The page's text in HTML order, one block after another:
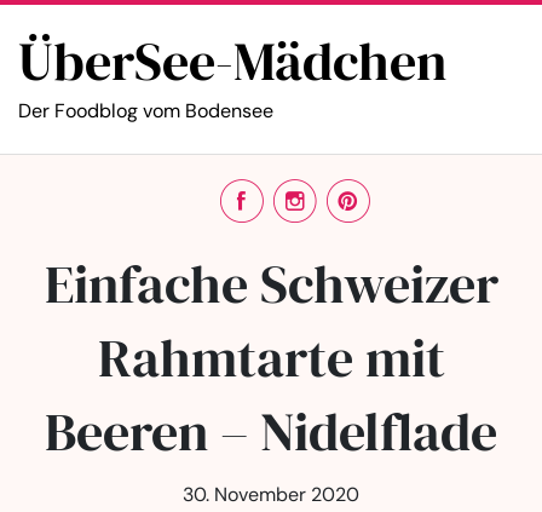
ÜberSee-Mädchen
Der Foodblog vom Bodensee
Einfache Schweizer
Rahmtarte mit
Beeren – Nidelflade
30. November 2020